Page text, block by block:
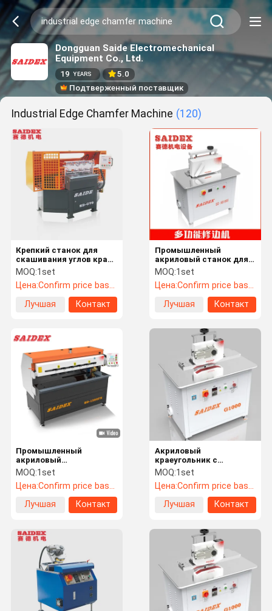
Dongguan Saide Electromechanical
Equipment Co., Ltd.
19 YEARS
5.0
Подтверженный поставщик
Industrial Edge Chamfer Machine (120)
Крепкий станок для
скашивания углов края
Multiscene для
промышленной пользы
MOQ:1set
Цена:Confirm price based on product
Лучшая
Контакт
Промышленный
акриловый станок для
скашивания углов
многофункциональное
220V края
MOQ:1set
Цена:Confirm price based on product
Лучшая
Контакт
Промышленный
акриловый
скрещиватель
практичный
1000x650x1260 мм
MOQ:1set
Цена:Confirm price based on product
Лучшая
Контакт
Акриловый
краеугольник с
мощностью 3 кВт с
сертификацией CE
MOQ:1set
Цена:Confirm price based on product
Лучшая
Контакт